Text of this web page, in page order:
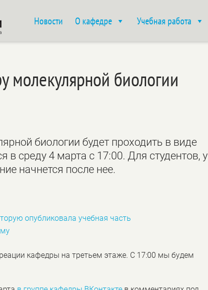
Новости О кафедре Учебная работа
молекулярной биологии
биологии будет проходить в виде
в среду 4 марта с 17:00. Для студентов, у
начнется после нее.
опубликовала учебная часть
кафедры на третьем этаже. С 17:00 мы будем